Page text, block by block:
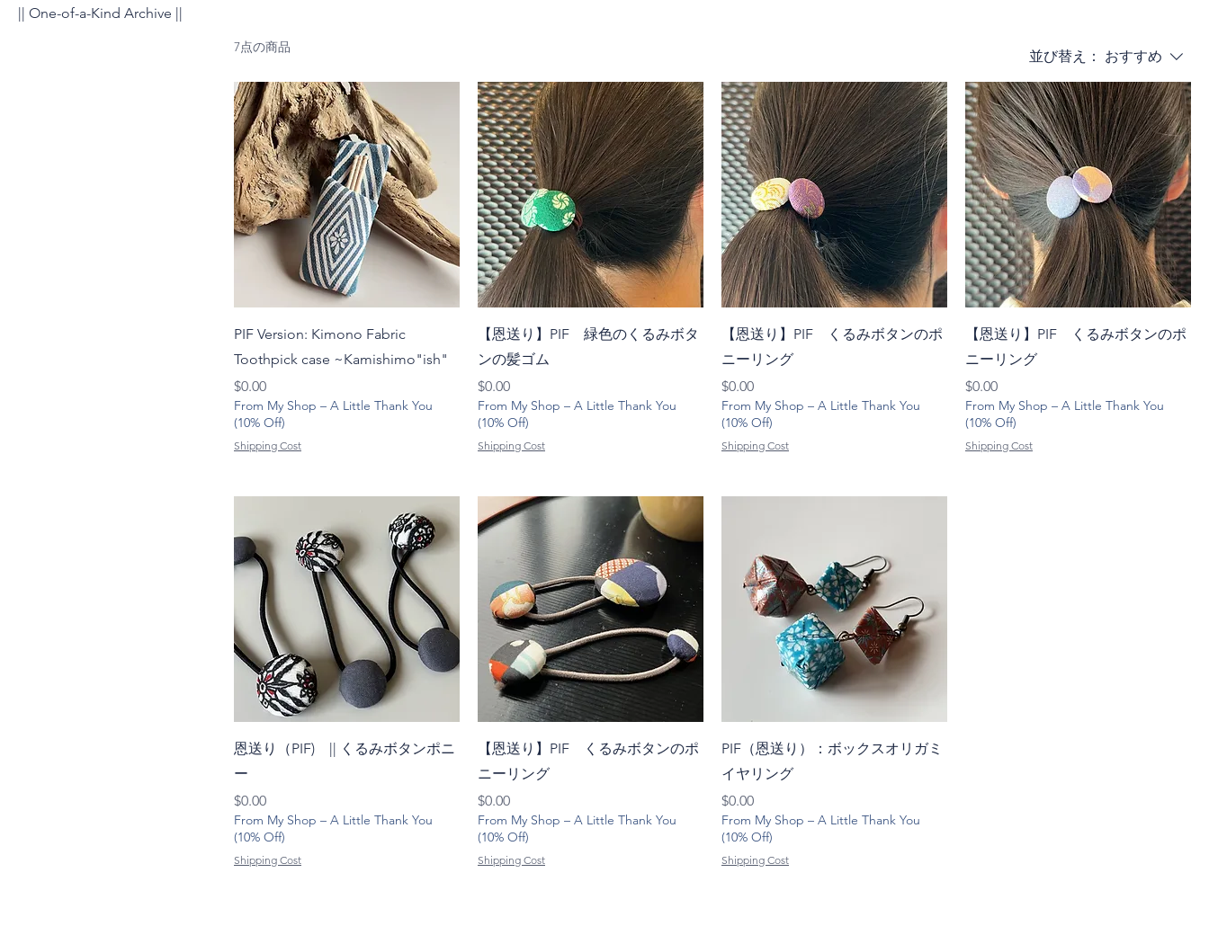
|| One-of-a-Kind Archive ||
7点の商品
並び替え： おすすめ
PIF Version: Kimono Fabric
Toothpick case ~Kamishimo"ish"
価格
$0.00
From My Shop – A Little Thank You
(10% Off)
Shipping Cost
【恩送り】PIF 緑色のくるみボタ
ンの髪ゴム
価格
$0.00
From My Shop – A Little Thank You
(10% Off)
Shipping Cost
【恩送り】PIF くるみボタンのポ
ニーリング
価格
$0.00
From My Shop – A Little Thank You
(10% Off)
Shipping Cost
【恩送り】PIF くるみボタンのポ
ニーリング
価格
$0.00
From My Shop – A Little Thank You
(10% Off)
Shipping Cost
恩送り（PIF) || くるみボタンポニ
ー
価格
$0.00
From My Shop – A Little Thank You
(10% Off)
Shipping Cost
【恩送り】PIF くるみボタンのポ
ニーリング
価格
$0.00
From My Shop – A Little Thank You
(10% Off)
Shipping Cost
PIF（恩送り）：ボックスオリガミ
イヤリング
価格
$0.00
From My Shop – A Little Thank You
(10% Off)
Shipping Cost